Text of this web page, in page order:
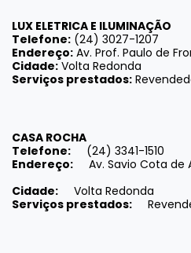
LUX ELETRICA E ILUMINAÇÃO
Telefone: (24) 3027-1207
Endereço: Av. Prof. Paulo de
Cidade: Volta Redonda
Serviços prestados:
CASA ROCHA
Telefone: (24) 3341-1510
Endereço: Av. Savio Cota de
Cidade: Volta Redonda
Serviços prestados: